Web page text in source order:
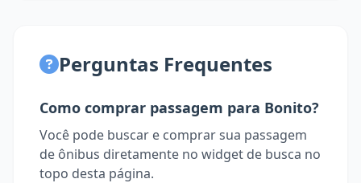
Perguntas Frequentes
Como comprar passagem para Bonito?
Você pode buscar e comprar sua passagem
de ônibus diretamente no widget de busca no
topo desta página.